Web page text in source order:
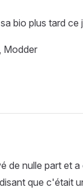
bio plus tard ce
Modder
de nulle part et
que c'était